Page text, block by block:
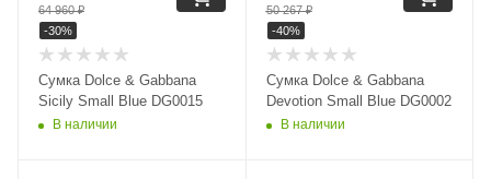
Сумка Dolce & Gabbana
Sicily Small Blue DG0015
В наличии
64 960₽
-30%
Сумка Dolce & Gabbana
Devotion Small Blue DG0002
В наличии
50 267₽
-40%